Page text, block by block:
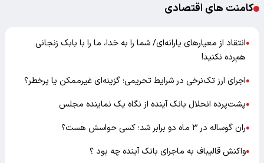
کامنت های اقتصادی
●انتقاد از معیارهای یارانه‌ای/ شما را به خدا، ما را با بابک زنجانی
هم‌رده نکنید!
●اجرای ارز تک‌نرخی در شرایط تحریمی؛ گزینه‌ای غیرممکن یا پرخطر؟
●پشت‌پرده انحلال بانک آینده از نگاه یک نماینده مجلس
●ران گوساله در ۳ ماه دو برابر شد؛ کسی حواسش هست؟
●واکنش قالیباف به ماجرای بانک آینده چه بود ؟